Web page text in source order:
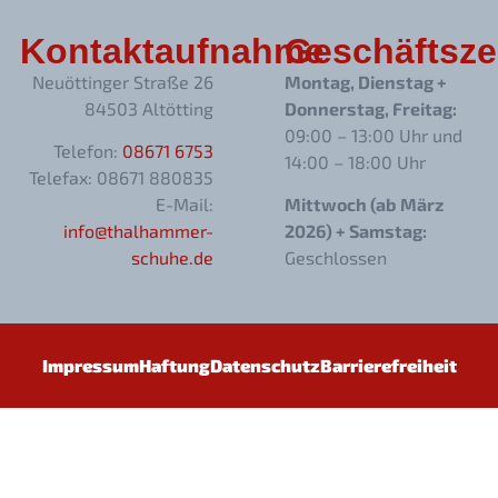
Kontaktaufnahme
Neuöttinger Straße 26
84503 Altötting
Telefon: 08671 6753
Telefax: 08671 880835
E-Mail:
info@thalhammer-
schuhe.de
Montag, Dienstag +
Donnerstag, Freitag:
09:00 – 13:00 Uhr und
14:00 – 18:00 Uhr
Mittwoch (ab März
2026) + Samstag:
Geschlossen
ImpressumHaftungDatenschutzBarrierefreiheit